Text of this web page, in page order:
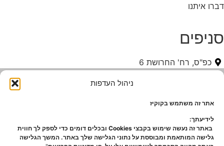
ניהול העדפות
אתר זה משתמש בקוקיז
לידיעתך:
באתר זה נעשה שימוש בקבצי Cookies ובכלים דומים כדי לספק לך חווית
גלישה המותאמת ומבוססת על נתוני הגלישה שלך באתר. המשך הגלישה
סניפים
כפ"ס, רח' החרושת 6